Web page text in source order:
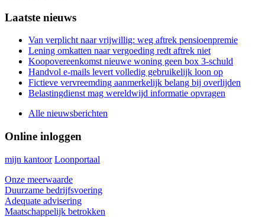
Primary
Sidebar
Laatste nieuws
Van verplicht naar vrijwillig: weg aftrek pensioenpremie
Lening omkatten naar vergoeding redt aftrek niet
Koopovereenkomst nieuwe woning geen box 3-schuld
Handvol e-mails levert volledig gebruikelijk loon op
Fictieve vervreemding aanmerkelijk belang bij overlijden
Belastingdienst mag wereldwijd informatie opvragen
Alle nieuwsberichten
Online inloggen
mijn kantoor Loonportaal
Onze meerwaarde
Duurzame bedrijfsvoering
Adequate advisering
Maatschappelijk betrokken